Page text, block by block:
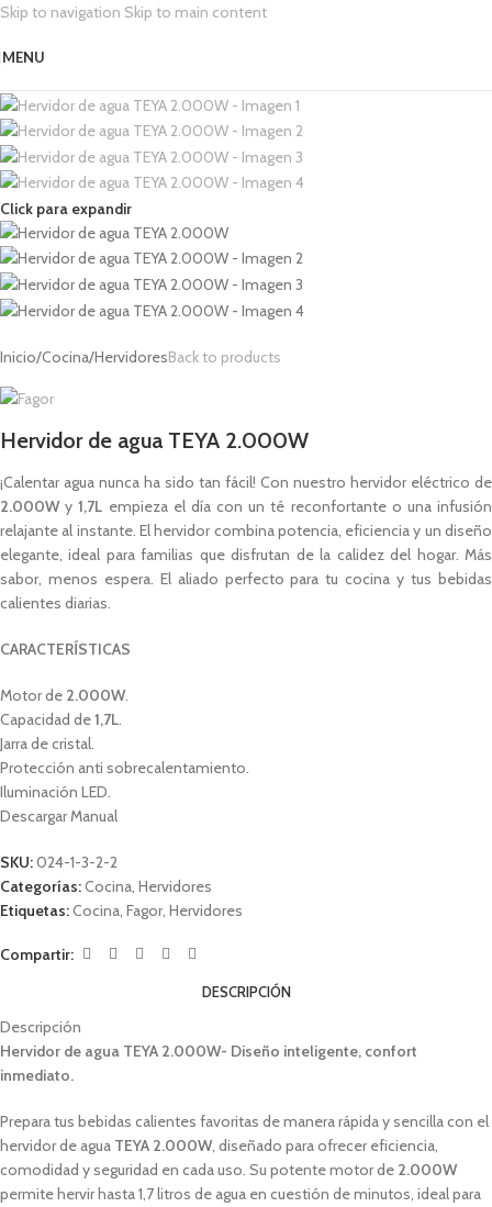
Skip to navigation Skip to main content
MENU
Click para expandir
Inicio/Cocina/HervidoresBack to products
Hervidor de agua TEYA 2.000W
¡Calentar agua nunca ha sido tan fácil! Con nuestro hervidor eléctrico de
2.000Wy1,7L empieza el día con un té reconfortante o una infusión
relajante al instante. El hervidor combina potencia, eficiencia y un diseño
elegante, ideal para familias que disfrutan de la calidez del hogar. Más
sabor, menos espera. El aliado perfecto para tu cocina y tus bebidas
calientes diarias.
CARACTERÍSTICAS
Motor de 2.000W.
Capacidad de1,7L.
Jarra de cristal.
Protección anti sobrecalentamiento.
Iluminación LED.
Descargar Manual
SKU:024-1-3-2-2
Categorías:Cocina, Hervidores
Etiquetas:Cocina, Fagor, Hervidores
Compartir:
DESCRIPCIÓN
Descripción
Hervidor de agua TEYA 2.000W- Diseño inteligente, confort
inmediato.
Prepara tus bebidas calientes favoritas de manera rápida y sencilla con el
hervidor de agua TEYA 2.000W, diseñado para ofrecer eficiencia,
comodidad y seguridad en cada uso. Su potente motor de 2.000W
permite hervir hasta 1,7 litros de agua en cuestión de minutos, ideal para